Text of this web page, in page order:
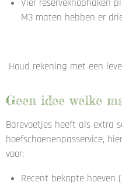
Vier reserveknophaken
M3 maten hebben er
Houd rekening met een
Geen idee welke
Barevoetjes heeft als extra
hoefschoenenpasservice,
voor:
Recent bekapte